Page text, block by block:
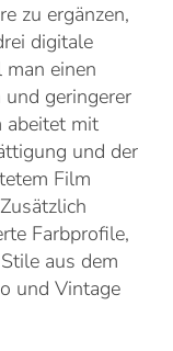
zu ergänzen,
digitale
einen
geringerer
abeitet mit
und der
Film
Farbprofile,
aus dem
und Vintage